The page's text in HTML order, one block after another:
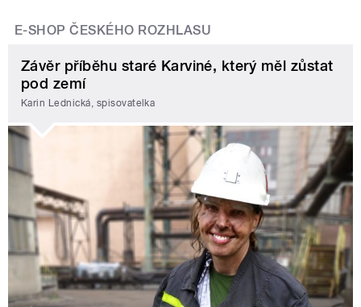
E-SHOP ČESKÉHO ROZHLASU
Závěr příběhu staré Karviné, který měl zůstat
pod zemí
Karin Lednická, spisovatelka